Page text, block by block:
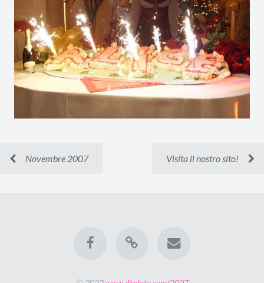
Novembre 2007 Visita il nostro sito!